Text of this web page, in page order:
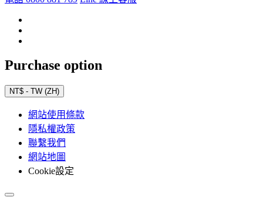
Purchase option
NT$ - TW (ZH)
網站使用條款
隱私權政策
聯繫我們
網站地圖
Cookie設定